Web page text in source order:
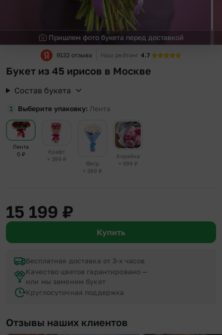
Пришлем фото букета перед доставкой
9132 отзыва Наш рейтинг 4.7
Букет из 45 ирисов в Москве
Состав букета
Выберите упаковку Лента
Лента
0 ₽
Крафт
+ 399 ₽
Фетр
+ 399 ₽
Корейка
+ 599 ₽
15 199 ₽
Купить
Бесплатная доставка от 3-х часов
Качество цветов гарантировано —
или мы заменим букет
Круглосуточная поддержка
Отзывы наших клиентов